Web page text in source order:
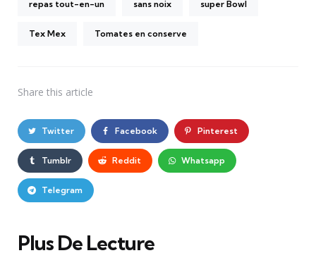
repas tout-en-un sans noix super Bowl
Tex Mex Tomates en conserve
Share this article
Twitter Facebook Pinterest
Tumblr Reddit Whatsapp
Telegram
Plus De Lecture
Post